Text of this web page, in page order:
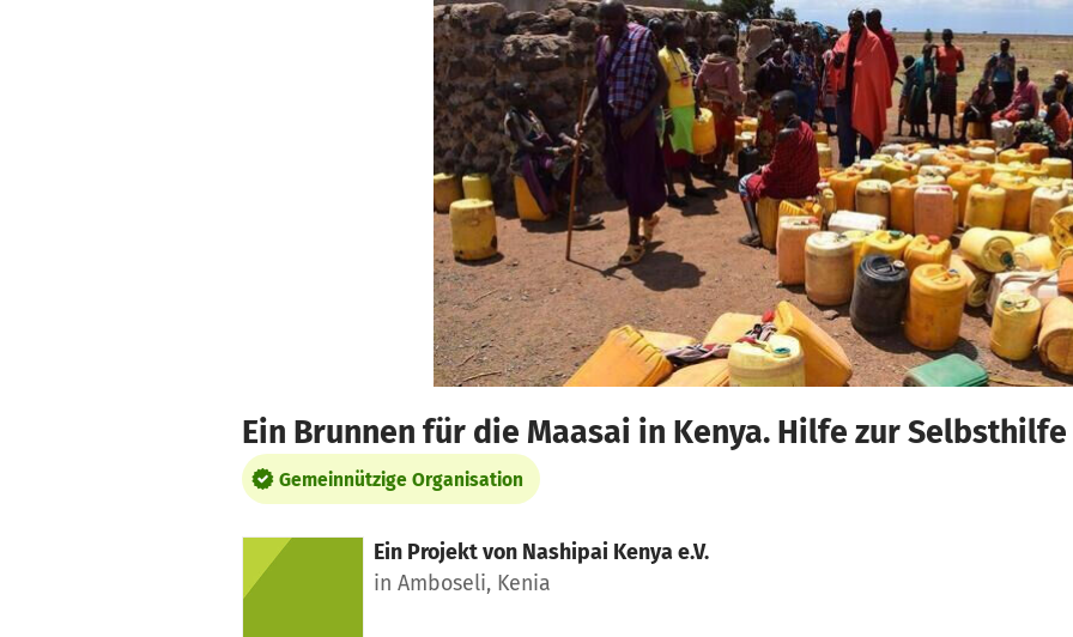
Ein Brunnen für die Maasai in Kenya. Hilfe zur Selbsthilfe
Gemeinnützige Organisation
Ein Projekt von Nashipai Kenya e.V.
in Amboseli, Kenia